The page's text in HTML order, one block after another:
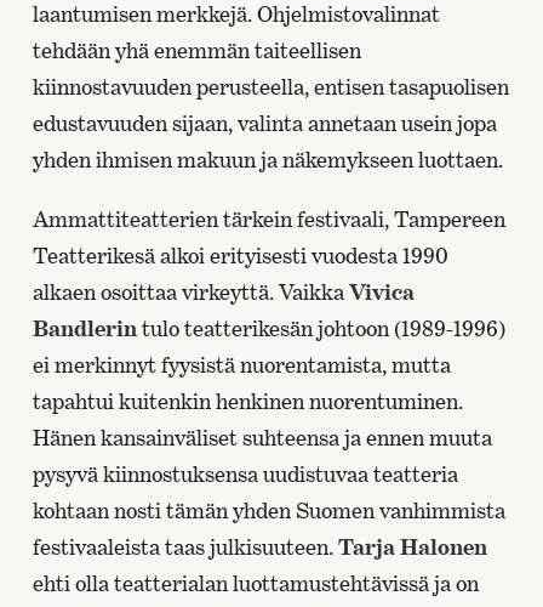
laantumisen merkkejä. Ohjelmistovalinnat
tehdään yhä enemmän taiteellisen
kiinnostavuuden perusteella, entisen tasapuolisen
edustavuuden sijaan, valinta annetaan usein jopa
yhden ihmisen makuun ja näkemykseen luottaen.
Ammattiteatterien tärkein festivaali, Tampereen
Teatterikesä alkoi erityisesti vuodesta 1990
alkaen osoittaa virkeyttä. VaikkaVivica
Bandlerintulo teatterikesän johtoon (1989-1996)
ei merkinnyt fyysistä nuorentamista, mutta
tapahtui kuitenkin henkinen nuorentuminen.
Hänen kansainväliset suhteensa ja ennen muuta
pysyvä kiinnostuksensa uudistuvaa teatteria
kohtaan nosti tämän yhden Suomen vanhimmista
festivaaleista taas julkisuuteen.Tarja Halonen
ehti olla teatterialan luottamustehtävissä ja on